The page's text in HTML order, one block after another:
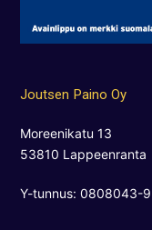
Joutsen Paino Oy
Moreenikatu 13
53810 Lappeenranta
Y-tunnus: 0808043-9